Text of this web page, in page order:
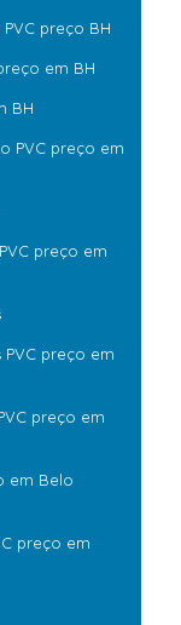
preço BH
em BH
BH
PVC preço em
preço em
preço em
preço em
em Belo
preço em